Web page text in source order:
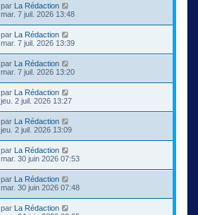
par La Rédaction
mar. 7 juil. 2026 13:48
par La Rédaction
mar. 7 juil. 2026 13:39
par La Rédaction
mar. 7 juil. 2026 13:20
par La Rédaction
jeu. 2 juil. 2026 13:27
par La Rédaction
jeu. 2 juil. 2026 13:09
par La Rédaction
mar. 30 juin 2026 07:53
par La Rédaction
mar. 30 juin 2026 07:48
par La Rédaction